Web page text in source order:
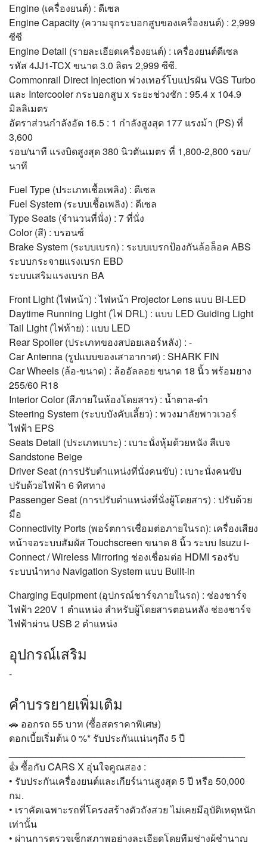
Engine (เครื่องยนต์) : ดีเซล
Engine Capacity (ความจุกระบอกสูบของเครื่องยนต์) : 2,999
ซีซี
Engine Detail (รายละเอียดเครื่องยนต์) : เครื่องยนต์ดีเซล
รหัส 4JJ1-TCX ขนาด 3.0 ลิตร 2,999 ซีซี.
Commonrail Direct Injection พ่วงเทอร์โบแปรผัน VGS Turbo
และ Intercooler กระบอกสูบ x ระยะช่วงชัก : 95.4 x 104.9
มิลลิเมตร
อัตราส่วนกำลังอัด 16.5 : 1 กำลังสูงสุด 177 แรงม้า (PS) ที่
3,600
รอบ/นาที แรงบิดสูงสุด 380 นิวตันเมตร ที่ 1,800-2,800 รอบ/
นาที
Fuel Type (ประเภทเชื้อเพลิง) : ดีเซล
Fuel System (ระบบเชื้อเพลิง) : ดีเซล
Type Seats (จำนวนที่นั่ง) : 7 ที่นั่ง
Color (สี) : บรอนซ์
Brake System (ระบบเบรก) : ระบบเบรกป้องกันล้อล็อค ABS
ระบบกระจายแรงเบรก EBD
ระบบเสริมแรงเบรก BA
Front Light (ไฟหน้า) : ไฟหน้า Projector Lens แบบ Bi-LED
Daytime Running Light (ไฟ DRL) : แบบ LED Guiding Light
Tail Light (ไฟท้าย) : แบบ LED
Rear Spoiler (ประเภทของสปอยเลอร์หลัง) : -
Car Antenna (รูปแบบของเสาอากาศ) : SHARK FIN
Car Wheels (ล้อ-ขนาด) : ล้ออัลลอย ขนาด 18 นิ้ว พร้อมยาง
255/60 R18
Interior Color (สีภายในห้องโดยสาร) : น้ำตาล-ดำ
Steering System (ระบบบังคับเลี้ยว) : พวงมาลัยพาวเวอร์
ไฟฟ้า EPS
Seats Detail (ประเภทเบาะ) : เบาะนั่งหุ้มด้วยหนัง สีเบจ
Sandstone Beige
Driver Seat (การปรับตำแหน่งที่นั่งคนขับ) : เบาะนั่งคนขับ
ปรับด้วยไฟฟ้า 6 ทิศทาง
Passenger Seat (การปรับตำแหน่งที่นั่งผู้โดยสาร) : ปรับด้วย
มือ
Connectivity Ports (พอร์ตการเชื่อมต่อภายในรถ): เครื่องเสียง
หน้าจอระบบสัมผัส Touchscreen ขนาด 8 นิ้ว ระบบ Isuzu i-
Connect / Wireless Mirroring ช่องเชื่อมต่อ HDMI รองรับ
ระบบนำทาง Navigation System แบบ Built-in
Charging Equipment (อุปกรณ์ชาร์จภายในรถ) : ช่องชาร์จ
ไฟฟ้า 220V 1 ตำแหน่ง สำหรับผู้โดยสารตอนหลัง ช่องชาร์จ
ไฟฟ้าผ่าน USB 2 ตำแหน่ง
อุปกรณ์เสริม
-
คำบรรยายเพิ่มเติม
🚗 ออกรถ 55 บาท (ซื้อสดราคาพิเศษ)
ดอกเบี้ยเริ่มต้น 0 %* รับประกันแน่นๆถึง 5 ปี
👍 ซื้อกับ CARS X อุ่นใจคูณสอง :
• รับประกันเครื่องยนต์และเกียร์นานสูงสุด 5 ปี หรือ 50,000
กม.
• เราคัดเฉพาะรถที่โครงสร้างตัวถังสวย ไม่เคยมีอุบัติเหตุหนัก
เท่านั้น
• ผ่านการตรวจเช็กสภาพอย่างละเอียดโดยทีมช่างผู้ชำนาญ